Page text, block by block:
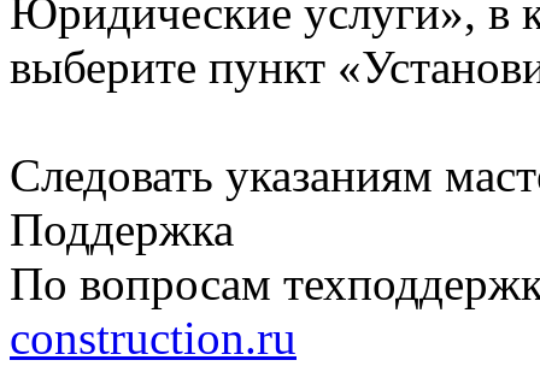
Юридические услуги», в
выберите пункт
Следовать указаниям
Поддержка
По вопросам
construction.ru